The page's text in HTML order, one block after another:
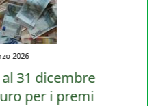
2026
31 dicembre
per i premi